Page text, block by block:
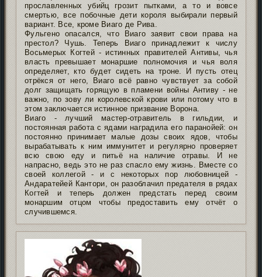
прославленных убийц грозит пытками, а то и вовсе
смертью, все побочные дети короля выбирали первый
вариант. Все, кроме Виаго де Рива.
Фульгено опасался, что Виаго заявит свои права на
престол? Чушь. Теперь Виаго принадлежит к числу
Восьмерых Когтей - истинных правителей Антивы, чья
власть превышает монаршие полномочия и чья воля
определяет, кто будет сидеть на троне. И пусть отец
отрёкся от него, Виаго всё равно чувствует за собой
долг защищать горящую в пламени войны Антиву - не
важно, по зову ли королевской крови или потому что в
этом заключается истинное призвание Ворона.
Виаго - лучший мастер-отравитель в гильдии, и
постоянная работа с ядами наградила его паранойей: он
постоянно принимает малые дозы своих ядов, чтобы
вырабатывать к ним иммунитет и регулярно проверяет
всю свою еду и питьё на наличие отравы. И не
напрасно, ведь это не раз спасло ему жизнь. Вместе со
своей коллегой - и с некоторых пор любовницей -
Андаратейей Кантори, он разоблачил предателя в рядах
Когтей и теперь должен предстать перед своим
монаршим отцом чтобы предоставить ему отчёт о
случившемся.